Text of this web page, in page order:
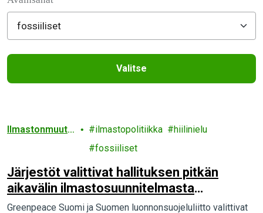
Valitse
Ilmastonmuuto
ilmastopolitiikka
hiilinielu
fossiiliset
Järjestöt valittivat hallituksen pitkän
aikavälin ilmastosuunnitelmasta
oikeuteen
Greenpeace Suomi ja Suomen luonnonsuojeluliitto valittivat